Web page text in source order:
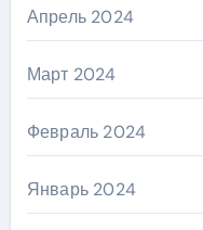
Апрель 2024
Март 2024
Февраль 2024
Январь 2024